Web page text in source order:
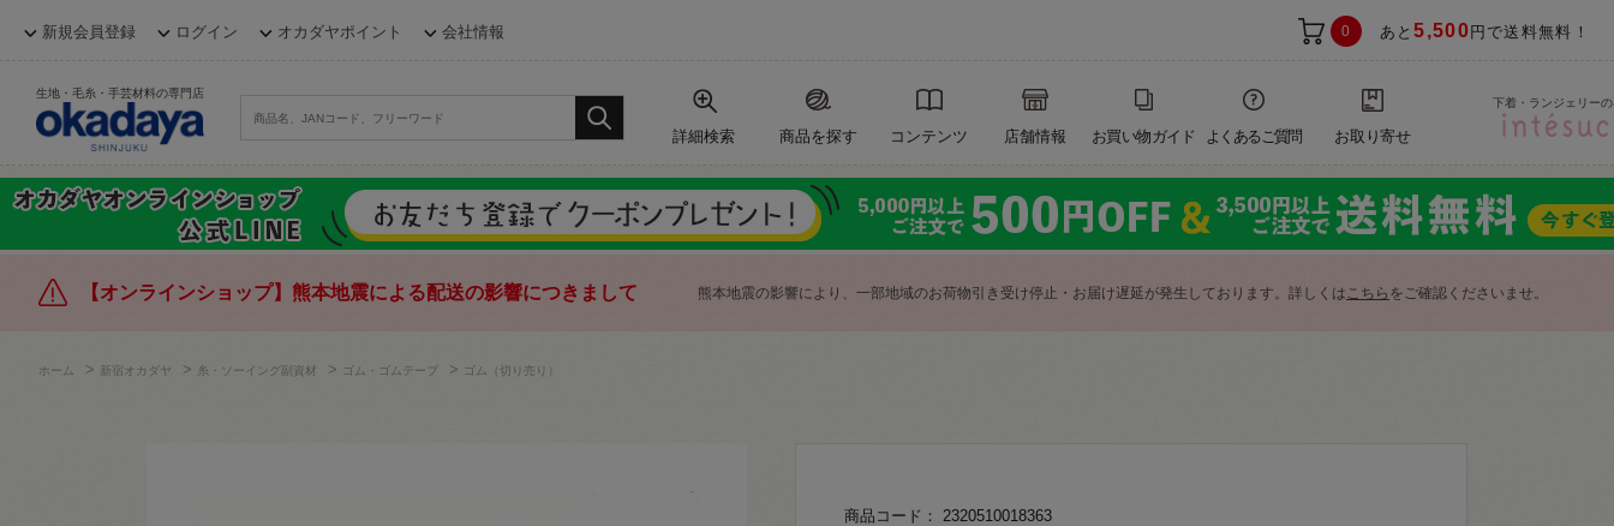
新規会員登録 ログイン オカダヤポイント 会社情報 0 あと5,500 円で送料無料！
生地・毛糸・手芸材料の専門店
詳細検索 商品を探す コンテンツ 店舗情報 お買い物ガイド よくあるご質問 お取り寄せ
下着・ランジェリー
【オンラインショップ】熊本地震による配送の影響につきまして 熊本地震の影響により、一部地域のお荷物引き受け停止・お届け遅延が発生しております。詳しくはこちら をご確認くださいませ。
ホーム > 新宿オカダヤ > 糸・ソーイング副資材 > ゴム・ゴムテープ > ゴム（切り売り）
商品コード： 2320510018363